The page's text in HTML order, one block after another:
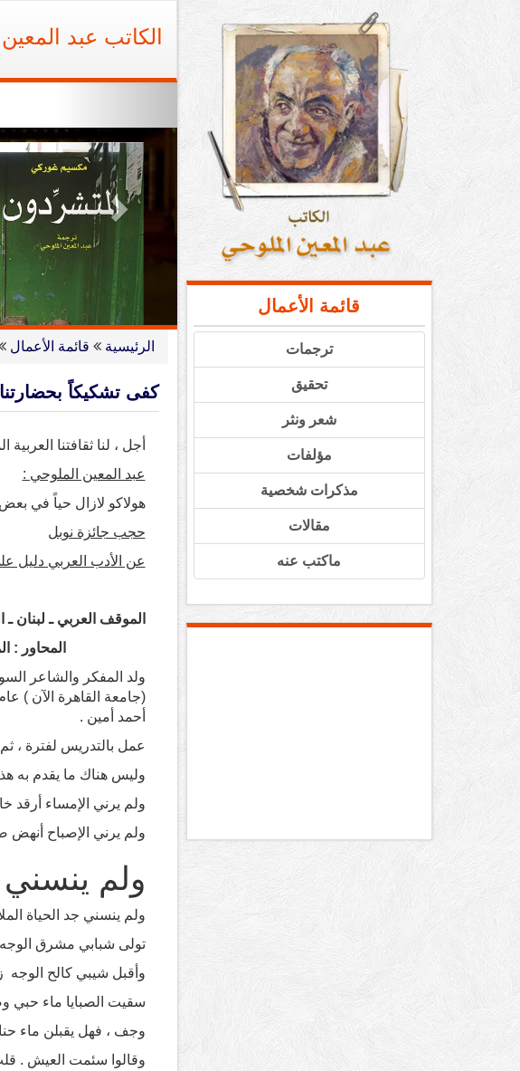
content
قائمة الأعمال
ترجمات
تحقيق
شعر ونثر
مؤلفات
مذكرات شخصية
مقالات
ماكتب عنه
الكاتب عبد
الرئيسية قائمة الأعمال
كفى تشكيكاً بحضارتنا
أجل ، لنا ثقافتنا
عبد المعين الملوحي :
هولاكو لازال حياً في بعض
حجب جائزة نوبل
عن الأدب العربي دليل
الموقف العربي ـ لبنان ـ العدد 157 التاريخ
المحاور :
أحمد أمين .
عمل بالتدريس لفترة ،
وليس هناك ما يقدم به
ولم يرني الإمساء أرقد
ولم يرني الإصباح أنهض
ولم
ولم ينسني جد الحياة
تولى شبابي مشرق الوجه
وأقبل شيبي كالح الوجه
سقيت الصبايا ماء حبي
وجف ، فهل يقبلن ماء
وقالوا سئمت العيش .